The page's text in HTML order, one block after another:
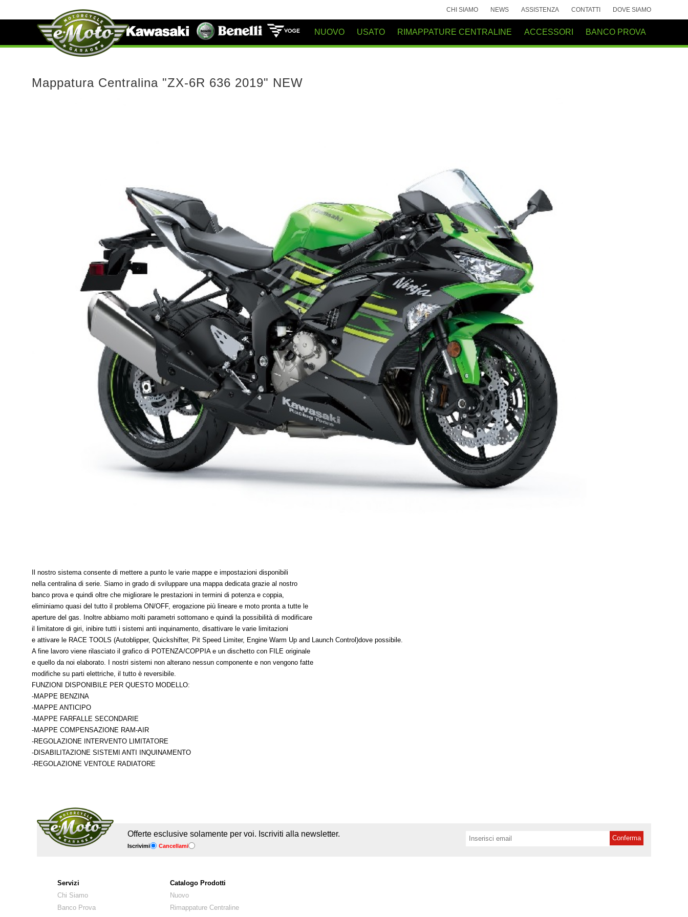
CHI SIAMO NEWS ASSISTENZA CONTATTI DOVE SIAMO
NUOVO USATO RIMAPPATURE CENTRALINE ACCESSORI BANCO PROVA
Mappatura Centralina "ZX-6R 636 2019" NEW
Il nostro sistema consente di mettere a punto le varie mappe e impostazioni disponibili
nella centralina di serie. Siamo in grado di sviluppare una mappa dedicata grazie al nostro
banco prova e quindi oltre che migliorare le prestazioni in termini di potenza e coppia,
eliminiamo quasi del tutto il problema ON/OFF, erogazione più lineare e moto pronta a tutte le
aperture del gas. Inoltre abbiamo molti parametri sottomano e quindi la possibilità di modificare
il limitatore di giri, inibire tutti i sistemi anti inquinamento, disattivare le varie limitazioni
e attivare le RACE TOOLS (Autoblipper, Quickshifter, Pit Speed Limiter, Engine Warm Up and Launch Control)dove possibile.
A fine lavoro viene rilasciato il grafico di POTENZA/COPPIA e un dischetto con FILE originale
e quello da noi elaborato. I nostri sistemi non alterano nessun componente e non vengono fatte
modifiche su parti elettriche, il tutto è reversibile.
FUNZIONI DISPONIBILE PER QUESTO MODELLO:
-MAPPE BENZINA
-MAPPE ANTICIPO
-MAPPE FARFALLE SECONDARIE
-MAPPE COMPENSAZIONE RAM-AIR
-REGOLAZIONE INTERVENTO LIMITATORE
-DISABILITAZIONE SISTEMI ANTI INQUINAMENTO
-REGOLAZIONE VENTOLE RADIATORE
Offerte esclusive solamente per voi. Iscriviti alla newsletter.
Iscrivimi Cancellami
Servizi
Chi Siamo
Banco Prova
Catalogo Prodotti
Nuovo
Rimappature Centraline